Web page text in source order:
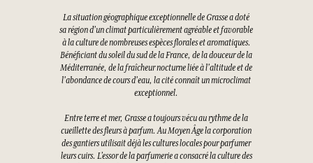
La situation géographique exceptionnelle de Grasse a doté
sa région d'un climat particulièrement agréable et favorable
à la culture de nombreuses espèces florales et aromatiques.
Bénéficiant du soleil du sud de la France, de la douceur de la
Méditerranée, de la fraîcheur nocturne liée à l'altitude et de
l'abondance de cours d'eau, la cité connaît un microclimat
exceptionnel.
Entre terre et mer, Grasse a toujours vécu au rythme de la
cueillette des fleurs à parfum. Au Moyen Âge la corporation
des gantiers utilisait déjà les cultures locales pour parfumer
leurs cuirs. L’essor de la parfumerie a consacré la culture des